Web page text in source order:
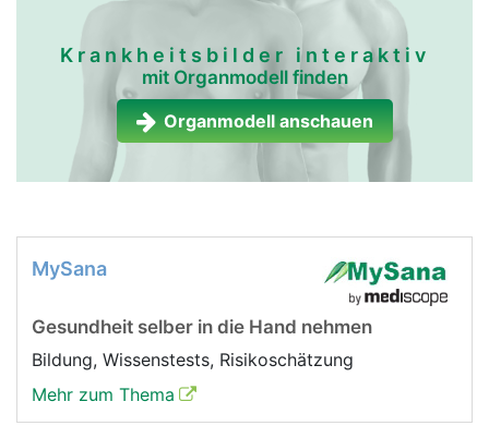
Krankheitsbilder interaktiv
mit Organmodell finden
Organmodell anschauen
MySana
Gesundheit selber in die Hand nehmen
Bildung, Wissenstests, Risikoschätzung
Mehr zum Thema